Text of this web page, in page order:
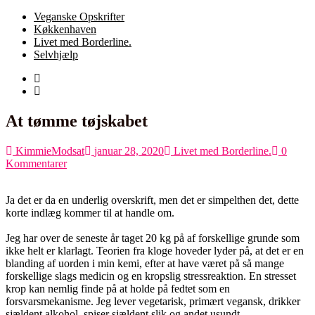
Veganske Opskrifter
Køkkenhaven
Livet med Borderline.
Selvhjælp
At tømme tøjskabet
KimmieModsat januar 28, 2020 Livet med Borderline.
0
Kommentarer
Ja det er da en underlig overskrift, men det er simpelthen det, dette
korte indlæg kommer til at handle om.
Jeg har over de seneste år taget 20 kg på af forskellige grunde som
ikke helt er klarlagt. Teorien fra kloge hoveder lyder på, at det er en
blanding af uorden i min kemi, efter at have været på så mange
forskellige slags medicin og en kropslig stressreaktion. En stresset
krop kan nemlig finde på at holde på fedtet som en
forsvarsmekanisme. Jeg lever vegetarisk, primært vegansk, drikker